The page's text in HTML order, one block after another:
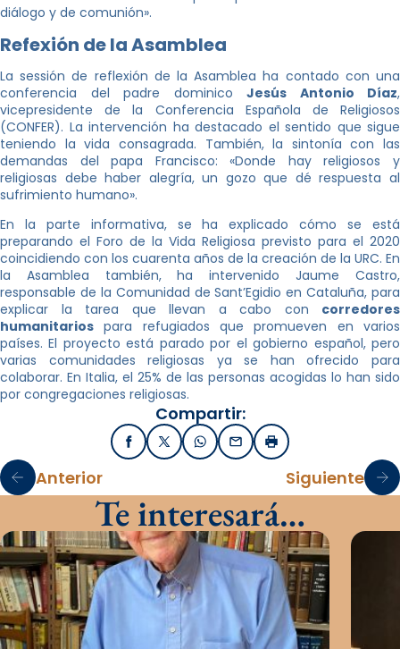
diálogo y de comunión».
Refexión de la Asamblea
La sessión de reflexión de la Asamblea ha contado con una
conferencia del padre dominico Jesús Antonio Díaz,
vicepresidente de la Conferencia Española de Religiosos
(CONFER). La intervención ha destacado el sentido que sigue
teniendo la vida consagrada. También, la sintonía con las
demandas del papa Francisco: «Donde hay religiosos y
religiosas debe haber alegría, un gozo que dé respuesta al
sufrimiento humano».
En la parte informativa, se ha explicado cómo se está
preparando el Foro de la Vida Religiosa previsto para el 2020
coincidiendo con los cuarenta años de la creación de la URC. En
la Asamblea también, ha intervenido Jaume Castro,
responsable de la Comunidad de Sant’Egidio en Cataluña, para
explicar la tarea que llevan a cabo con corredores
humanitarios para refugiados que promueven en varios
países. El proyecto está parado por el gobierno español, pero
varias comunidades religiosas ya se han ofrecido para
colaborar. En Italia, el 25% de las personas acogidas lo han sido
por congregaciones religiosas.
Compartir:
FacebookX / TwitterWhatsApp
EmailImprimir
Anterior Siguiente
Te interesará…